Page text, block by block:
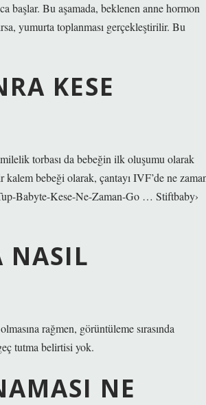
başlar. Bu aşamada, beklenen anne hormon
yumurta toplanması gerçekleştirilir. Bu
KESE
torbası da bebeğin ilk oluşumu olarak
bebeği olarak, çantayı IVF’de ne
Babyte-Kese-Ne-Zaman-Go … Stiftbaby›
NASIL
rağmen, görüntüleme sırasında
tutma belirtisi yok.
NE